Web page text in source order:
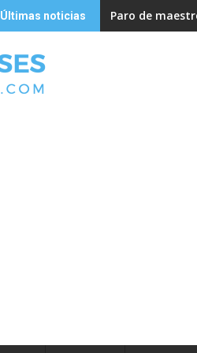
Últimas noticias Paro de